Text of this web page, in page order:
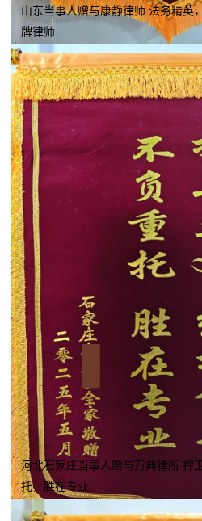
山东当事人赠与康静律师 法务精英
牌律师
河北石家庄当事人赠与万典律所 捍
托，胜在专业